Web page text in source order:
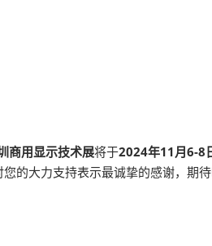
商用显示技术展将于2024年11月6-8
的大力支持表示最诚挚的感谢，期待